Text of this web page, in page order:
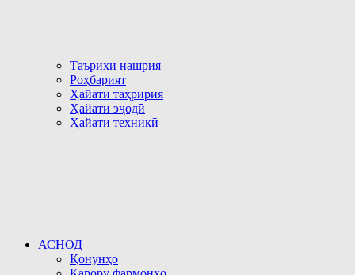
Таърихи нашрия
Роҳбарият
Ҳайати таҳририя
Ҳайати эҷодӣ
Ҳайати техникӣ
АСНОД
Қонунҳо